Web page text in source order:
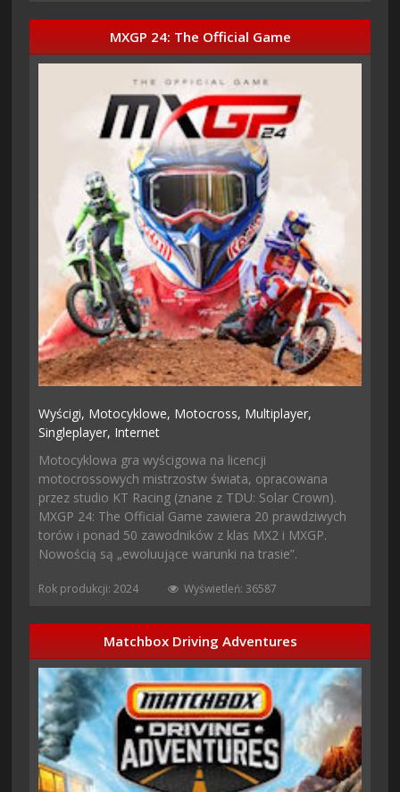
MXGP 24: The Official Game
Wyścigi, Motocyklowe, Motocross, Multiplayer,
Singleplayer, Internet
Motocyklowa gra wyścigowa na licencji
motocrossowych mistrzostw świata, opracowana
przez studio KT Racing (znane z TDU: Solar Crown).
MXGP 24: The Official Game zawiera 20 prawdziwych
torów i ponad 50 zawodników z klas MX2 i MXGP.
Nowością są „ewoluujące warunki na trasie”.
Rok produkcji: 2024 Wyświetleń: 36587
Matchbox Driving Adventures